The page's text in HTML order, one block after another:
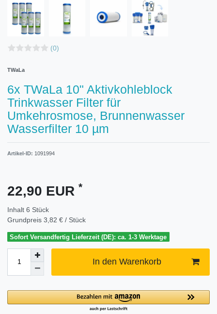
(0)
TWaLa
6x TWaLa 10" Aktivkohleblock
Trinkwasser Filter für
Umkehrosmose, Brunnenwasser
Wasserfilter 10 µm
Artikel-ID: 1091994
22,90 EUR *
Inhalt 6 Stück
Grundpreis 3,82 € / Stück
Sofort Versandfertig Lieferzeit (DE): ca. 1-3 Werktage
In den Warenkorb